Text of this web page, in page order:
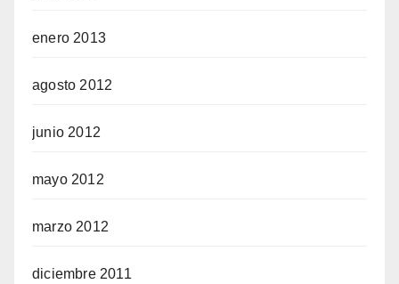
enero 2013
agosto 2012
junio 2012
mayo 2012
marzo 2012
diciembre 2011